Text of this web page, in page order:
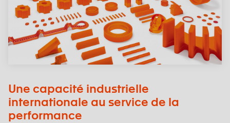
Une capacité industrielle
internationale au service de la
performance